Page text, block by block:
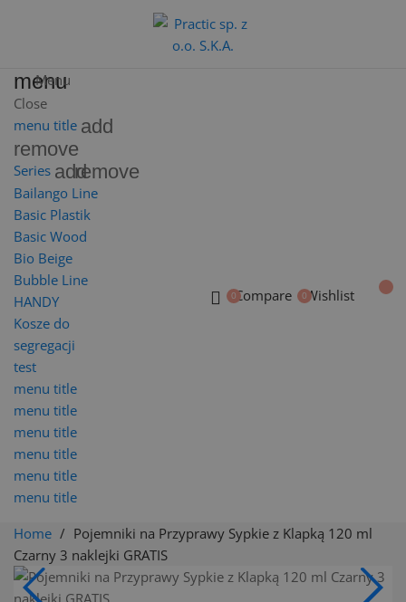
menu
Menu
Close
menu title add
remove
Series addremove
Bailango Line
Basic Plastik
Basic Wood
Bio Beige
Bubble Line
HANDY
Kosze do
segregacji
test
menu title
menu title
menu title
menu title
menu title
menu title
Compare Wishlist
Home
Pojemniki na Przyprawy Sypkie z Klapką 120 ml
Czarny 3 naklejki GRATIS